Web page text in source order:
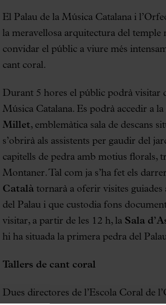
El Palau de la Música Catalana i
la meravellosa arquitectura del temple
convidar el públic a viure més
cant coral.
Durant 5 hores el públic podrà visitar
Música Catalana. Es podrà accedir a la
Millet, emblemàtica sala de descans
s’obrirà als assistents per gaudir del
capitells de pedra amb motius florals,
Montaner. Tal com ja s’ha fet els
Català tornarà a oferir visites guiades
del Palau i que custodia fons
visitar, a partir de les 12 h, la Sala
hi ha situada la primera pedra del
Tallers de cant coral
Dues directores de l’Escola Coral de